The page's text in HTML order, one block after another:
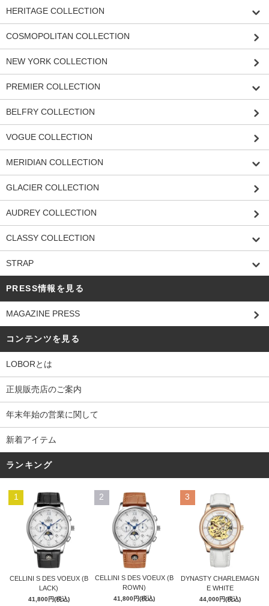
HERITAGE COLLECTION
COSMOPOLITAN COLLECTION
NEW YORK COLLECTION
PREMIER COLLECTION
BELFRY COLLECTION
VOGUE COLLECTION
MERIDIAN COLLECTION
GLACIER COLLECTION
AUDREY COLLECTION
CLASSY COLLECTION
STRAP
PRESS情報を見る
MAGAZINE PRESS
コンテンツを見る
LOBORとは
正規販売店のご案内
年末年始の営業に関して
新着アイテム
ランキング
1
CELLINI S DES VOEUX (B
LACK)
41,800円(税込)
2
CELLINI S DES VOEUX (B
ROWN)
41,800円(税込)
3
DYNASTY CHARLEMAGN
E WHITE
44,000円(税込)